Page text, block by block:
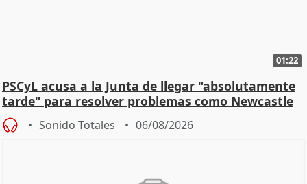
01:22
PSCyL acusa a la Junta de llegar "absolutamente
tarde" para resolver problemas como Newcastle
Sonido Totales 06/08/2026